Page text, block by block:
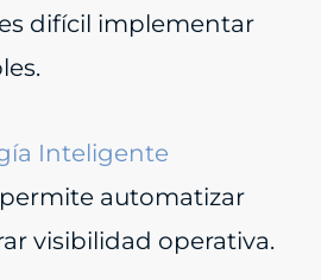
difícil implementar
Inteligente
automatizar
visibilidad operativa.